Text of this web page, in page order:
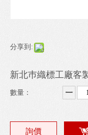
分享到:
新北巿織標工廠客
數量：
詢價